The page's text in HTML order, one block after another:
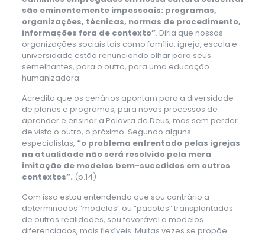
são eminentemente impessoais: programas,
organizações, técnicas, normas de procedimento,
informações fora de contexto”. Diria que nossas
organizações sociais tais como família, igreja, escola e
universidade estão renunciando olhar para seus
semelhantes, para o outro, para uma educação
humanizadora.
Acredito que os cenários apontam para a diversidade
de planos e programas, para novos processos de
aprender e ensinar a Palavra de Deus, mas sem perder
de vista o outro, o próximo. Segundo alguns
especialistas, “o problema enfrentado pelas igrejas
na atualidade não será resolvido pela mera
imitação de modelos bem-sucedidos em outros
contextos”. (p.14)
Com isso estou entendendo que sou contrário a
determinados “modelos” ou “pacotes” transplantados
de outras realidades, sou favorável a modelos
diferenciados, mais flexíveis. Muitas vezes se propõe